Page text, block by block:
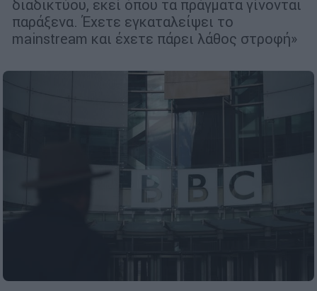
διαδικτύου, εκεί όπου τα πράγματα γίνονται
παράξενα. Έχετε εγκαταλείψει το
mainstream και έχετε πάρει λάθος στροφή»